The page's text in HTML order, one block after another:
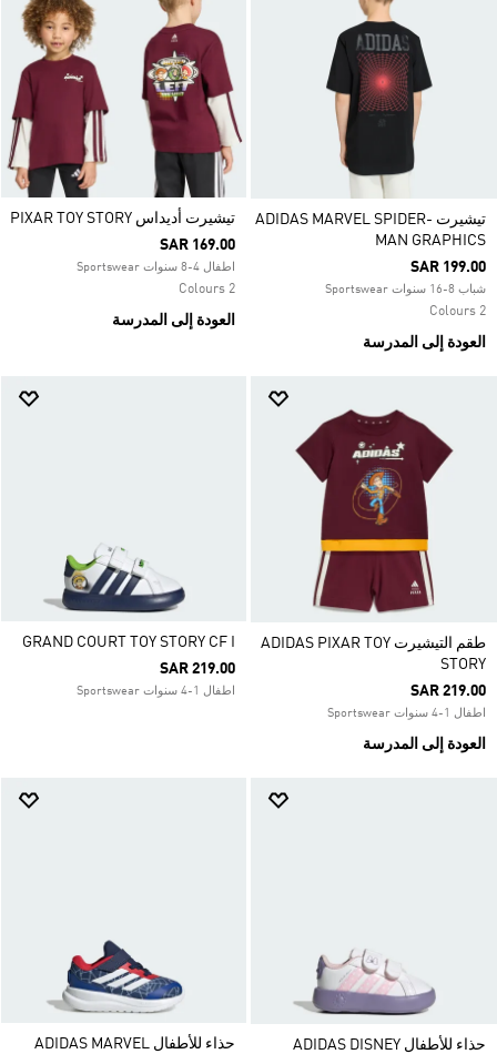
تيشيرت ADIDAS MARVEL SPIDER-
MAN GRAPHICS
SAR 199.00
شباب 8-16 سنوات Sportswear
2 Colours
العودة إلى المدرسة
تيشيرت أديداس PIXAR TOY STORY
SAR 169.00
اطفال 4-8 سنوات Sportswear
2 Colours
العودة إلى المدرسة
طقم التيشيرت ADIDAS PIXAR TOY
STORY
SAR 219.00
اطفال 1-4 سنوات Sportswear
العودة إلى المدرسة
GRAND COURT TOY STORY CF I
SAR 219.00
اطفال 1-4 سنوات Sportswear
حذاء للأطفال ADIDAS DISNEY
حذاء للأطفال ADIDAS MARVEL